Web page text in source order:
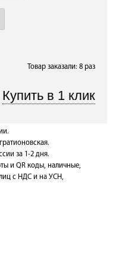
Товар заказали: 8 раз
за 1-2 дня.
и QR коды, наличные,
с НДС и на УСН,